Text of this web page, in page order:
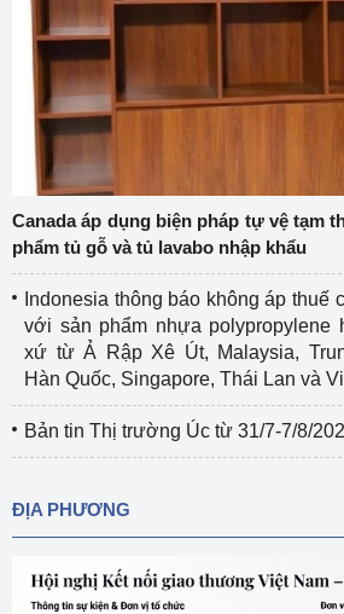
Canada áp dụng biện pháp tự vệ tạm
phẩm tủ gỗ và tủ lavabo nhập khẩu
Indonesia thông báo không áp thuế
với sản phẩm nhựa polypropylene
xứ từ Ả Rập Xê Út, Malaysia,
Hàn Quốc, Singapore, Thái Lan và
Bản tin Thị trường Úc từ 31/7-7/8/
ĐỊA PHƯƠNG